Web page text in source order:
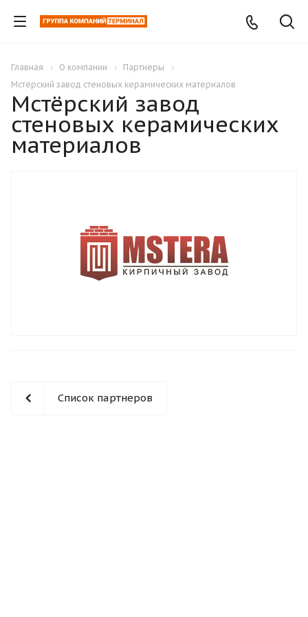
Главная О компании
Партнеры
Мстёрский завод стеновых керамических материалов
Мстёрский завод
стеновых керамических
материалов
Список партнеров